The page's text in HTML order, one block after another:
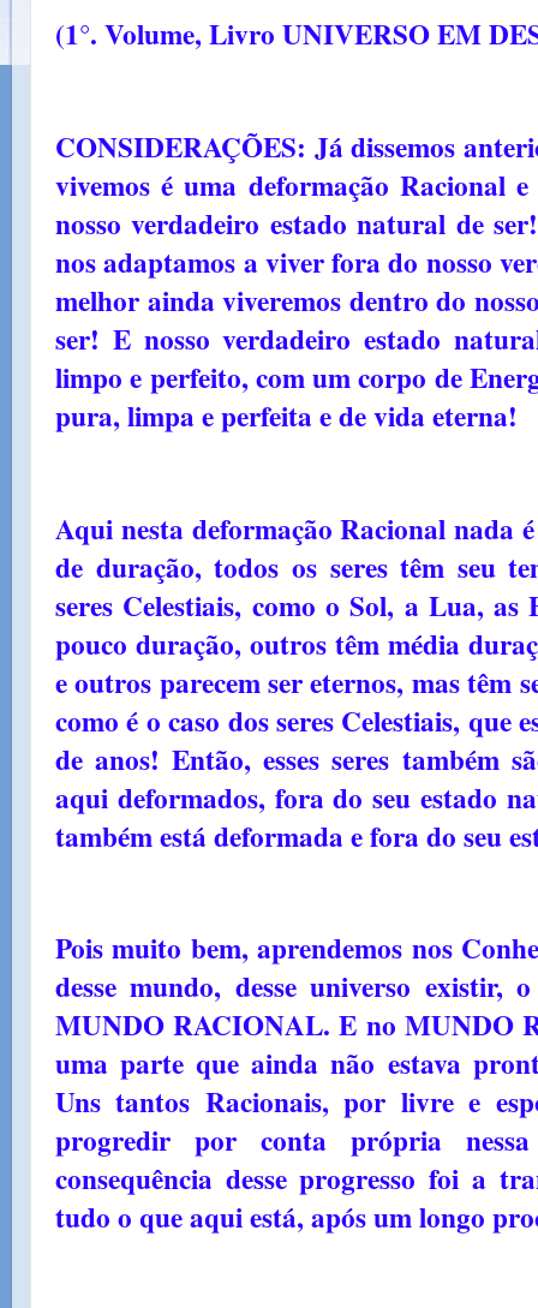
(1°. Volume, Livro UNIVERSO EM
CONSIDERAÇÕES: Já dissemos
vivemos é uma deformação Racional
nosso verdadeiro estado natural de
nos adaptamos a viver fora do nosso
melhor ainda viveremos dentro do
ser! E nosso verdadeiro estado
limpo e perfeito, com um corpo de
pura, limpa e perfeita e de vida eterna!
Aqui nesta deformação Racional nada
de duração, todos os seres têm seu
seres Celestiais, como o Sol, a Lua, as
pouco duração, outros têm média
e outros parecem ser eternos, mas têm
como é o caso dos seres Celestiais, que
de anos! Então, esses seres também
aqui deformados, fora do seu estado
também está deformada e fora do seu
Pois muito bem, aprendemos nos
desse mundo, desse universo existir,
MUNDO RACIONAL. E no MUNDO
uma parte que ainda não estava
Uns tantos Racionais, por livre e
progredir por conta própria
consequência desse progresso foi a
tudo o que aqui está, após um longo